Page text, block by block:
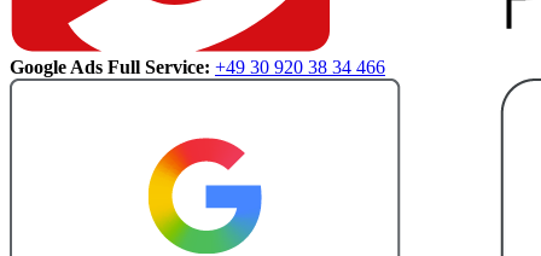
Google Ads Full Service: +49 30 920 38 34 466